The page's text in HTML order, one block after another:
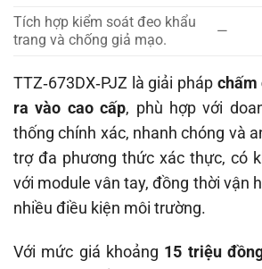
Tích hợp kiểm soát đeo khẩu
trang và chống giả mạo.
—
TTZ‑673DX‑PJZ là giải pháp chấm
ra vào cao cấp, phù hợp với
thống chính xác, nhanh chóng và
trợ đa phương thức xác thực, có
với module vân tay, đồng thời vận
nhiều điều kiện môi trường.
Với mức giá khoảng 15 triệu